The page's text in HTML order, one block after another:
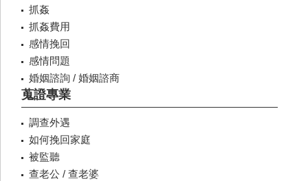
抓姦
抓姦費用
感情挽回
感情問題
婚姻諮詢 / 婚姻諮商
蒐證專業
調查外遇
如何挽回家庭
被監聽
查老公 / 查老婆